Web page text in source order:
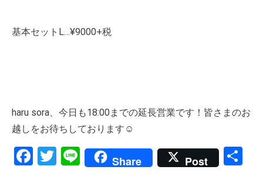
基本セットL…¥9000+税
haru sora、今日も18:00までの延長営業です！皆さまのお
越しをお待ちしております☺️
Facebook
Twitter
LineShare Post